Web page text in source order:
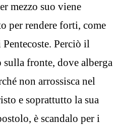
mezzo suo viene
per rendere forti, come
Perciò il
fronte, dove alberga
non arrossisca nel
e soprattutto la sua
è scandalo per i